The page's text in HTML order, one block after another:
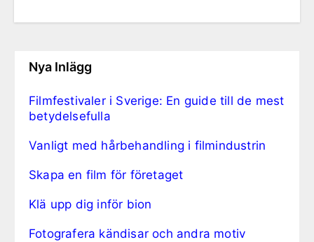
Nya Inlägg
Filmfestivaler i Sverige: En guide till de mest
betydelsefulla
Vanligt med hårbehandling i filmindustrin
Skapa en film för företaget
Klä upp dig inför bion
Fotografera kändisar och andra motiv